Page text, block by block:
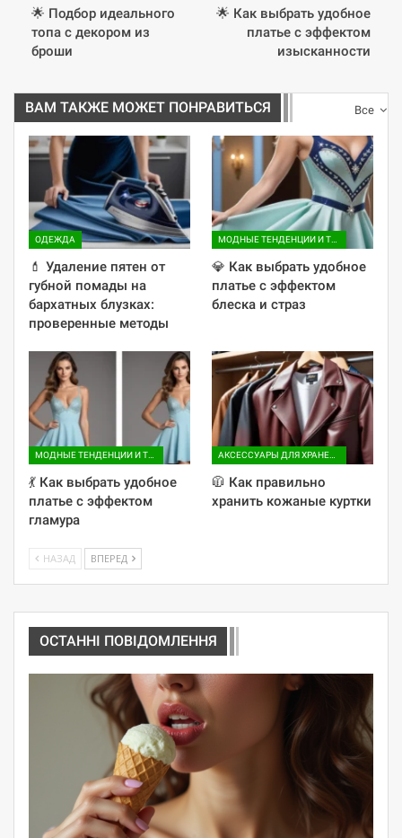
🌟 Подбор идеального
топа с декором из
броши
🌟 Как выбрать удобное
платье с эффектом
изысканности
Все
ВАМ ТАКЖЕ МОЖЕТ ПОНРАВИТЬСЯ
ОДЕЖДА
💄 Удаление пятен от
губной помады на
бархатных блузках:
проверенные методы
💎 Как выбрать удобное
платье с эффектом
блеска и страз
💃 Как выбрать удобное
платье с эффектом
гламура
🧥 Как правильно
хранить кожаные куртки
НАЗАД ВПЕРЕД
ОСТАННІ ПОВІДОМЛЕННЯ